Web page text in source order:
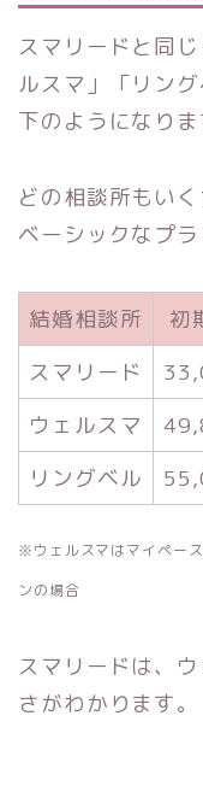
スマリードと同
ルスマ」「リン
下のようになりま
どの相談所もい
ベーシックなプラ
結婚相談所 初
スマリード
ウェルスマ
リングベル
※ウェルスマはマイペー
ンの場合
スマリードは、
さがわかります。